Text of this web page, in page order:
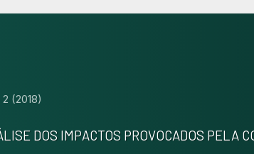
2 (2018)
DOS IMPACTOS PROVOCADOS PELA